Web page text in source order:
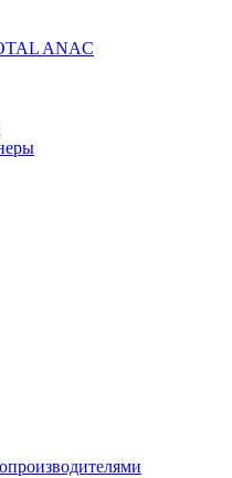
ANAC